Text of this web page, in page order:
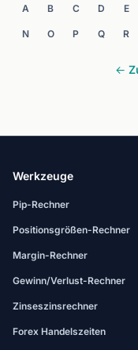
A B C D E
N O P Q R
←
Werkzeuge
Pip-Rechner
Positionsgrößen-Rechner
Margin-Rechner
Gewinn/Verlust-Rechner
Zinseszinsrechner
Forex Handelszeiten